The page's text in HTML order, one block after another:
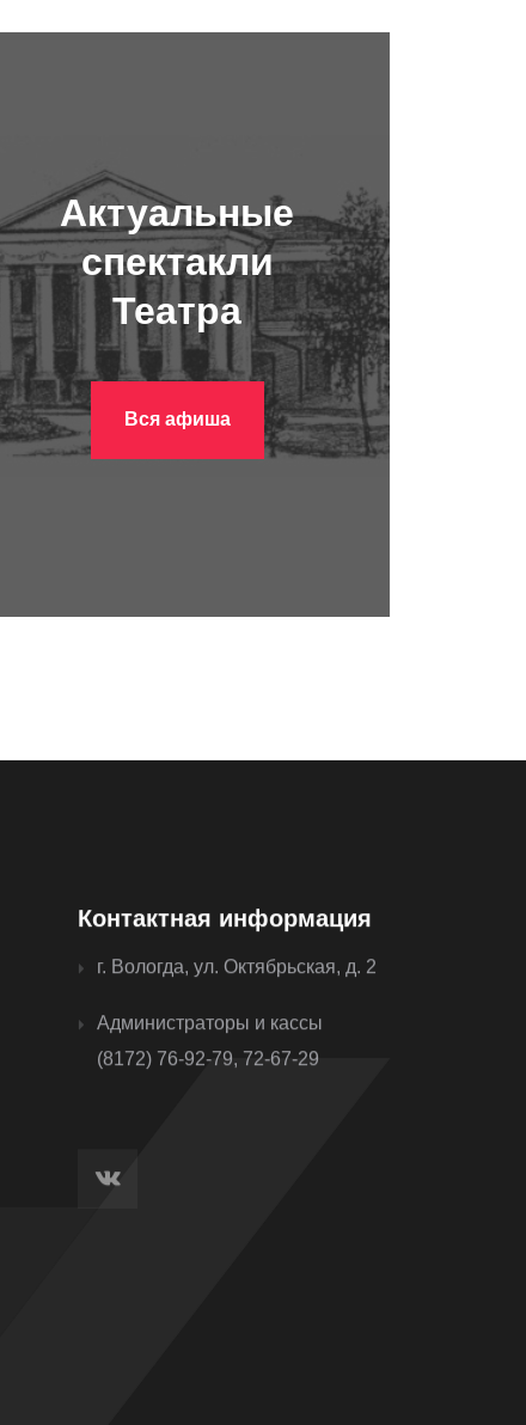
Актуальные
спектакли
Театра
Вся афиша
Контактная информация
г. Вологда, ул. Октябрьская, д. 2
Администраторы и кассы
(8172) 76-92-79, 72-67-29